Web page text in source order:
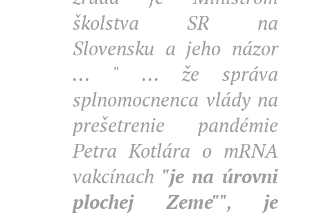
školstva SR na
Slovensku a jeho názor
... " ... že správa
splnomocnenca vlády na
prešetrenie pandémie
Petra Kotlára o mRNA
vakcínach "je na úrovni
plochej Zeme"", je